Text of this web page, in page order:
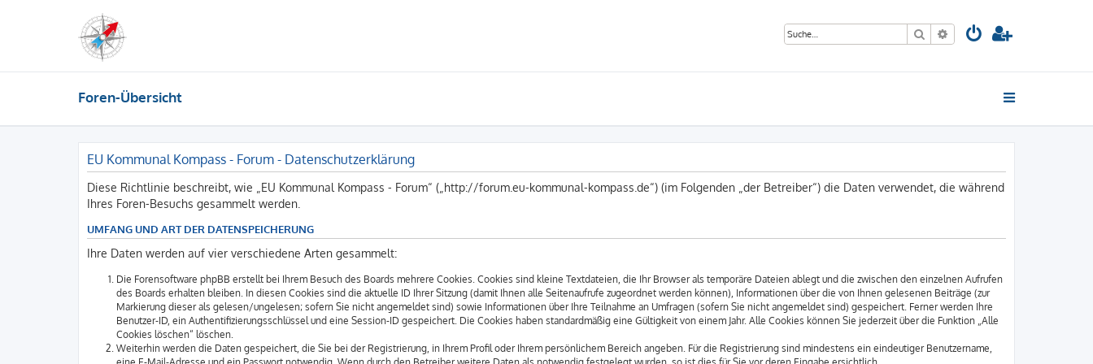
Suche Erweiterte Suche
Foren-Übersicht
EU Kommunal Kompass - Forum - Datenschutzerklärung
Diese Richtlinie beschreibt, wie „EU Kommunal Kompass - Forum“ („http://forum.eu-kommunal-kompass.de“) (im Folgenden „der Betreiber“) die Daten verwendet, die während
Ihres Foren-Besuchs gesammelt werden.
UMFANG UND ART DER DATENSPEICHERUNG
Ihre Daten werden auf vier verschiedene Arten gesammelt:
Die Forensoftware phpBB erstellt bei Ihrem Besuch des Boards mehrere Cookies. Cookies sind kleine Textdateien, die Ihr Browser als temporäre Dateien ablegt und die zwischen den einzelnen Aufrufen
des Boards erhalten bleiben. In diesen Cookies sind die aktuelle ID Ihrer Sitzung (damit Ihnen alle Seitenaufrufe zugeordnet werden können), Informationen über die von Ihnen gelesenen Beiträge (zur
Markierung dieser als gelesen/ungelesen; sofern Sie nicht angemeldet sind) sowie Informationen über Ihre Teilnahme an Umfragen (sofern Sie nicht angemeldet sind) gespeichert. Ferner werden Ihre
Benutzer-ID, ein Authentifizierungsschlüssel und eine Session-ID gespeichert. Die Cookies haben standardmäßig eine Gültigkeit von einem Jahr. Alle Cookies können Sie jederzeit über die Funktion „Alle
Cookies löschen“ löschen.
Weiterhin werden die Daten gespeichert, die Sie bei der Registrierung, in Ihrem Profil oder Ihrem persönlichem Bereich angeben. Für die Registrierung sind mindestens ein eindeutiger Benutzername,